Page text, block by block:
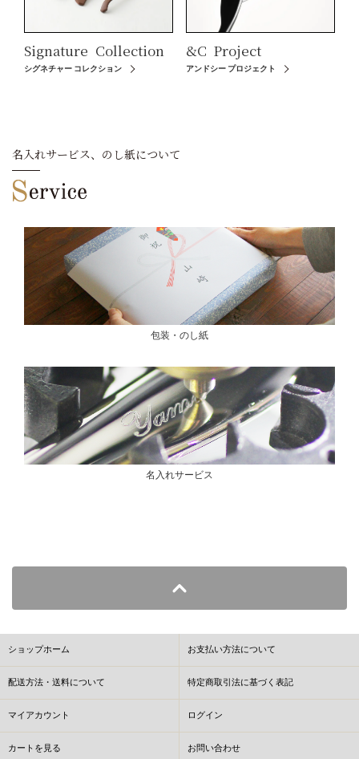
Signature Collection
シグネチャー コレクション
&C Project
アンドシー プロジェクト
名入れサービス、のし紙について
包装・のし紙
名入れサービス
ショップホーム お支払い方法について
配送方法・送料について 特定商取引法に基づく表記
マイアカウント ログイン
カートを見る お問い合わせ